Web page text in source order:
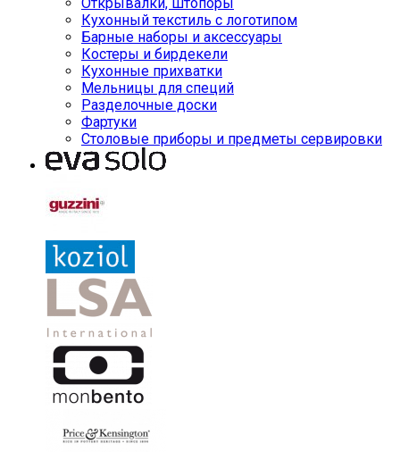
Кухонный текстиль с логотипом
Барные наборы и аксессуары
Костеры и бирдекели
Кухонные прихватки
Мельницы для специй
Разделочные доски
Фартуки
Столовые приборы и предметы сервировки